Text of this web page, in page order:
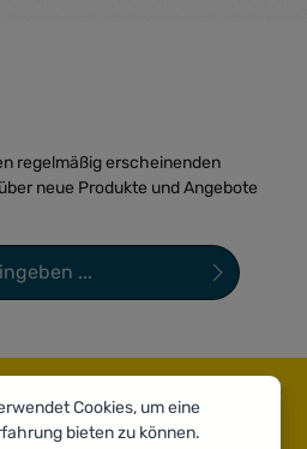
regelmäßig erscheinenden
neue Produkte und Angebote
zur Kenntnis
gelesen und bin mit ihnen
Cookies, um eine
bieten zu können.